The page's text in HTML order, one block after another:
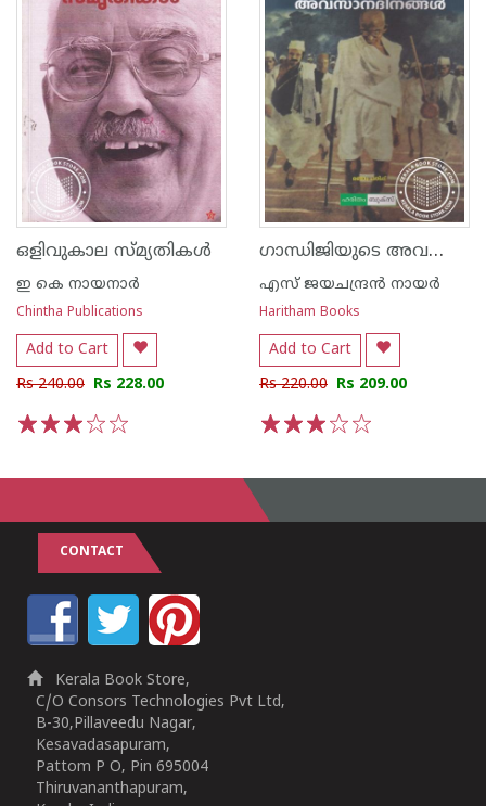
ഒളിവുകാല സ്മ്യതികള്‍
ഇ കെ നായനാര്‍
Chintha Publications
Add to Cart
Rs 240.00 Rs 228.00
ഗാന്ധിജിയുടെ അവസാന ദിനങ്ങള്‍
എസ്‌ ജയചന്ദ്രന്‍‌ നായര്‍‌
Haritham Books
Add to Cart
Rs 220.00 Rs 209.00
CONTACT
Kerala Book Store,
C/O Consors Technologies Pvt Ltd,
B-30,Pillaveedu Nagar,
Kesavadasapuram,
Pattom P O, Pin 695004
Thiruvananthapuram,